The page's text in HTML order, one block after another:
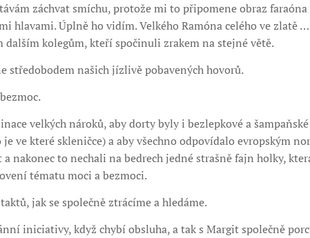
záchvat smíchu, protože mi to připomene obraz
hlavami. Úplně ho vidím. Velkého Ramóna celého ve zlatě
dalším kolegům, kteří spočinuli zrakem na stejné větě.
středobodem našich jízlivě pobavených hovorů.
velkých nároků, aby dorty byly i bezlepkové a
ve které skleničce) a aby všechno odpovídalo evropským
nakonec to nechali na bedrech jedné strašně fajn holky,
tématu moci a bezmoci.
jak se společně ztrácíme a hledáme.
iniciativy, když chybí obsluha, a tak s Margit společně